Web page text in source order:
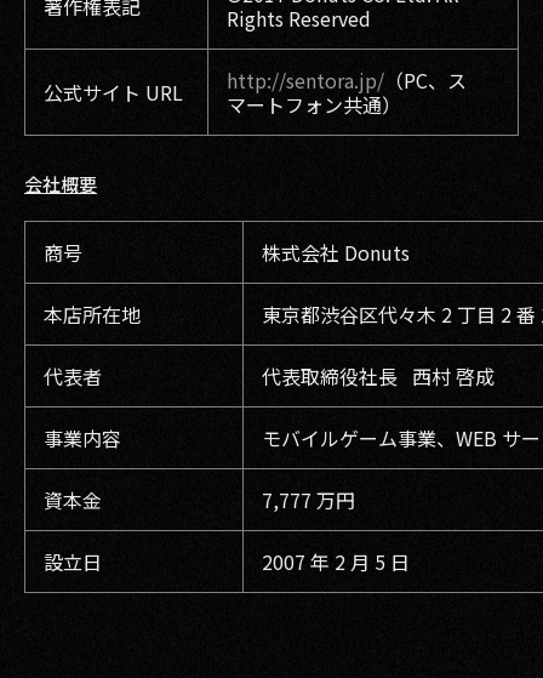
著作権表記
Rights Reserved
公式サイト URL http://sentora.jp/ （PC、ス
マートフォン共通）
会社概要
商号 株式会社 Donuts
本店所在地 東京都渋谷区代々木 2 丁目 2 番
代表者 代表取締役社長 西村 啓成
事業内容 モバイルゲーム事業、WEB サ
資本金 7,777 万円
設立日 2007 年 2 月 5 日